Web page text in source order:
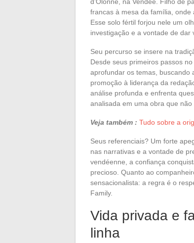
francas à mesa da família, onde
Esse solo fértil forjou nele um
investigação e a vontade de dar
Seu percurso se insere na
Desde seus primeiros passos
aprofundar os temas, buscando
promoção à liderança da
análise profunda e enfrenta
analisada em uma obra que não
Veja também : Tudo sobre a
Seus referenciais? Um forte
nas narrativas e a vontade de
vendéenne, a confiança
precioso. Quanto ao
sensacionalista: a regra é o
Family.
Vida privada e
linha